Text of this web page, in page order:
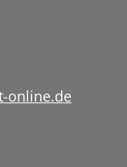
online.de